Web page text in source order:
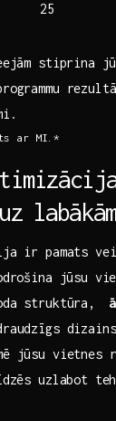
25
stiprina
ar ‍MI.*
ir pamats
jūsu
struktūra,
jūsu vietnes
uzlabot‍